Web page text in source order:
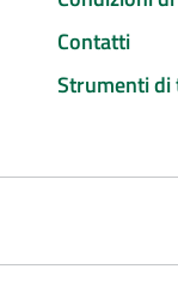
Contatti
Strumenti di